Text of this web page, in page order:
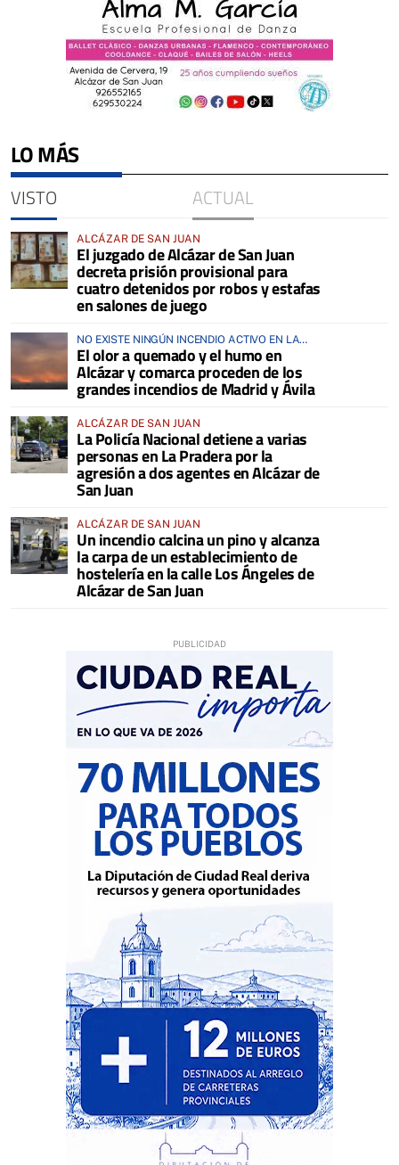
LO MÁS
VISTO ACTUAL
ALCÁZAR DE SAN JUAN
El juzgado de Alcázar de San Juan
decreta prisión provisional para
cuatro detenidos por robos y estafas
en salones de juego
NO EXISTE NINGÚN INCENDIO ACTIVO EN LA
COMARCA
El olor a quemado y el humo en
Alcázar y comarca proceden de los
grandes incendios de Madrid y Ávila
ALCÁZAR DE SAN JUAN
La Policía Nacional detiene a varias
personas en La Pradera por la
agresión a dos agentes en Alcázar de
San Juan
ALCÁZAR DE SAN JUAN
Un incendio calcina un pino y alcanza
la carpa de un establecimiento de
hostelería en la calle Los Ángeles de
Alcázar de San Juan